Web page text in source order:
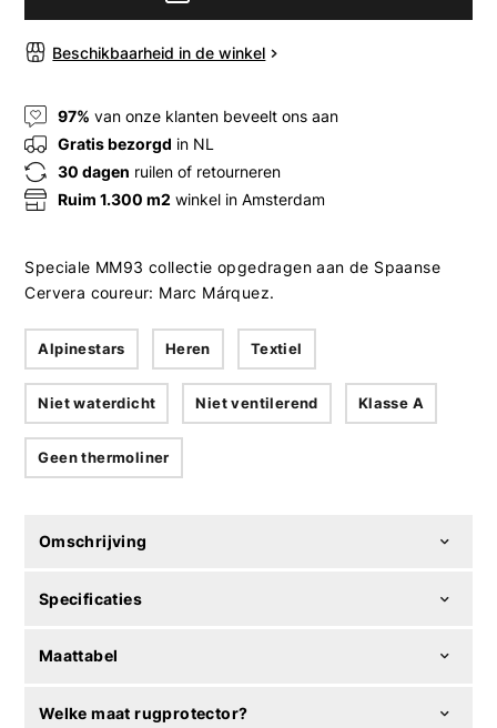
Beschikbaarheid in de winkel
97% van onze klanten beveelt ons aan
Gratis bezorgd in NL
30 dagen ruilen of retourneren
Ruim 1.300 m2 winkel in Amsterdam
Speciale MM93 collectie opgedragen aan de Spaanse
Cervera coureur: Marc Márquez.
Alpinestars Heren Textiel
Niet waterdicht Niet ventilerend Klasse A
Geen thermoliner
Omschrijving
Specificaties
Maattabel
Welke maat rugprotector?